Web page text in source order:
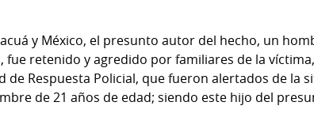
y México, el presunto autor del hecho, un
fue retenido y agredido por familiares de la
Respuesta Policial, que fueron alertados de la
de 21 años de edad; siendo este hijo del